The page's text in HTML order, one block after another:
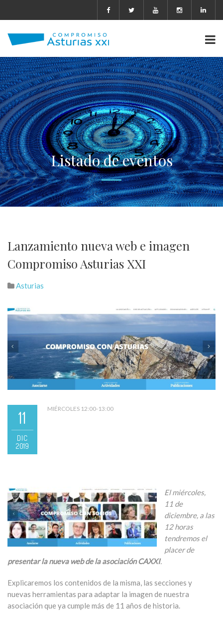
Listado de eventos
Lanzamiento nueva web e imagen
Compromiso Asturias XXI
Asturias
11
DIC
2019
MIÉRCOLES 12:00-13:00
El miércoles,
11 de
diciembre, a las
12 horas
tendremos el
placer de
presentar la nueva web de la asociación CAXXI.
Explicaremos los contenidos de la misma, las secciones y
nuevas herramientas para adaptar la imagen de nuestra
asociación que ya cumple más de 11 años de historia.